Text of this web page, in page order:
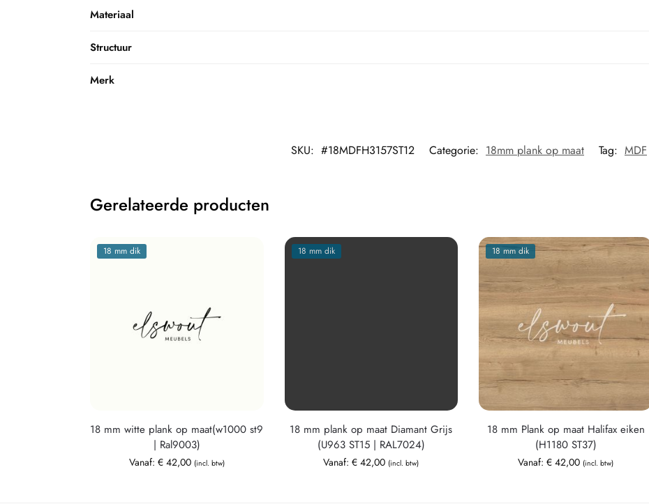
Materiaal
Structuur
Merk
SKU: #18MDFH3157ST12 Categorie: 18mm plank op maat Tag: MDF
Gerelateerde producten
18 mm dik
18 mm witte plank op maat(w1000 st9
| Ral9003)
Vanaf: €42,00 (incl. btw)
18 mm dik
18 mm plank op maat Diamant Grijs
(U963 ST15 | RAL7024)
Vanaf:€ 42,00 (incl. btw)
18 mm dik
18 mm Plank op maat Halifax eiken
(H1180 ST37)
Vanaf:€ 42,00 (incl. btw)